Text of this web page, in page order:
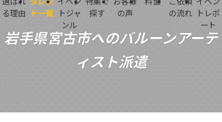
る理由 ト一覧 トジャ
ンル
探す
の声
の流れ トレポ
ート
岩手県宮古市へのバルーンアーテ
ィスト派遣